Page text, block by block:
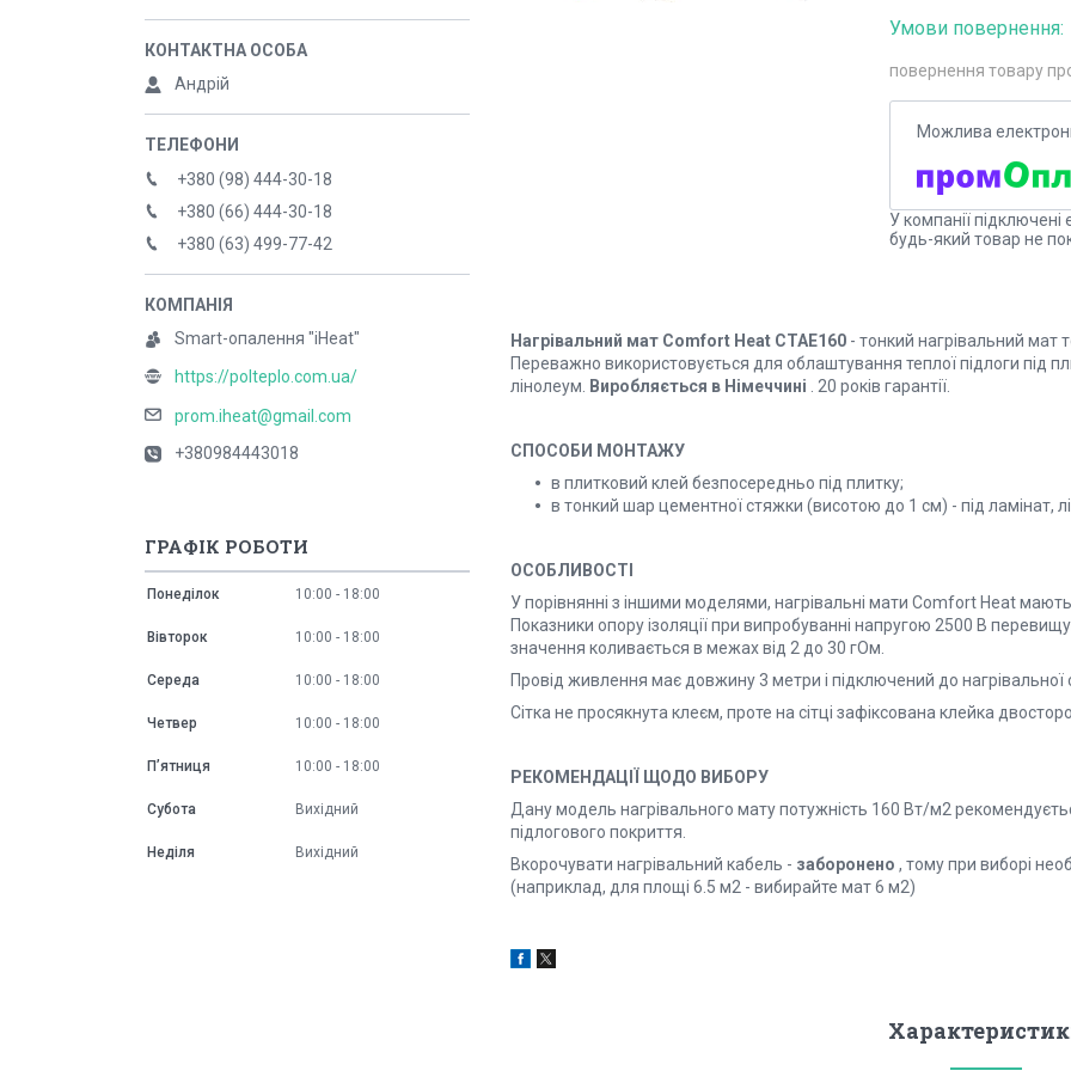
повернення товару
У компанії
будь-який товар не
Нагрівальний мат Comfort Heat CTAE160 - тонкий нагрівальний
Переважно використовується для облаштування теплої підлоги під
лінолеум. Виробляється в Німеччині . 20 років гарантії.
СПОСОБИ МОНТАЖУ
в плитковий клей безпосередньо під плитку;
в тонкий шар цементної стяжки (висотою до 1 см) - під ламінат,
ОСОБЛИВОСТІ
У порівнянні з іншими моделями, нагрівальні мати Comfort Heat
Показники опору ізоляції при випробуванні напругою 2500 В
значення коливається в межах від 2 до 30 гОм.
Провід живлення має довжину 3 метри і підключений до нагрівальної
Сітка не просякнута клеєм, проте на сітці зафіксована клейка
РЕКОМЕНДАЦІЇ ЩОДО ВИБОРУ
Дану модель нагрівального мату потужність 160 Вт/м2
підлогового покриття.
Вкорочувати нагрівальний кабель - заборонено , тому при виборі
(наприклад, для площі 6.5 м2 - вибирайте мат 6 м2)
Андрій
+380 (98) 444-30-18
+380 (66) 444-30-18
+380 (63) 499-77-42
Smart-опалення "iHeat"
https://polteplo.com.ua/
prom.iheat@gmail.com
+380984443018
ГРАФІК РОБОТИ
Понеділок 10:00 18:00
Вівторок 10:00 18:00
Середа 10:00 18:00
Четвер 10:00 18:00
Пʼятниця 10:00 18:00
Субота Вихідний
Неділя Вихідний